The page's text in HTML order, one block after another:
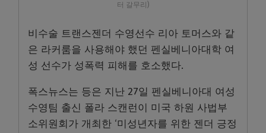
터 갈무리)
비수술 트랜스젠더 수영선수 리아 토머스와 같
은 라커룸을 사용해야 했던 펜실베니아대학 여
성 선수가 성폭력 피해를 호소했다.
폭스뉴스는 등은 지난 27일 펜실베니아대 여성
수영팀 출신 폴라 스캔런이 미국 하원 사법부
소위원회가 개최한 ‘미성년자를 위한 젠더 긍정